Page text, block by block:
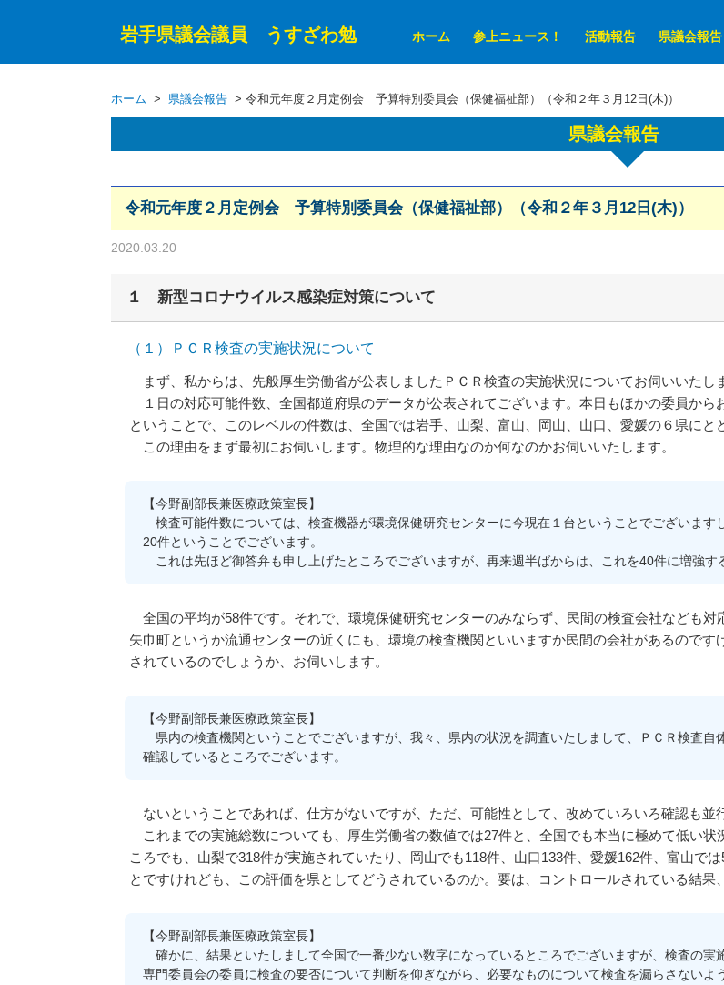
岩手県議会議員 うすざわ勉 ホーム 参上ニュース！ 活動報告 県議会報告
ホーム > 県議会報告 > 令和元年度２月定例会 予算特別委員会（保健福祉部）（令和２年３月12日(木)）
県議会報告
令和元年度２月定例会 予算特別委員会（保健福祉部）（令和２年３月12日(木)）
2020.03.20
１ 新型コロナウイルス感染症対策について
（１）ＰＣＲ検査の実施状況について
まず、私からは、先般厚生労働省が公表しましたＰＣＲ検査の実施状況についてお伺いいたし
１日の対応可能件数、全国都道府県のデータが公表されてございます。本日もほかの委員か
ということで、このレベルの件数は、全国では岩手、山梨、富山、岡山、山口、愛媛の６県にと
この理由をまず最初にお伺いします。物理的な理由なのか何なのかお伺いいたします。
【今野副部長兼医療政策室長】
検査可能件数については、検査機器が環境保健研究センターに今現在１台ということでございま
20件ということでございます。
これは先ほど御答弁も申し上げたところでございますが、再来週半ばからは、これを40件に増強す
全国の平均が58件です。それで、環境保健研究センターのみならず、民間の検査会社なども
矢巾町というか流通センターの近くにも、環境の検査機関といいますか民間の会社があるので
されているのでしょうか、お伺いします。
【今野副部長兼医療政策室長】
県内の検査機関ということでございますが、我々、県内の状況を調査いたしまして、ＰＣＲ検査
確認しているところでございます。
ないということであれば、仕方がないですが、ただ、可能性として、改めていろいろ確認も並
これまでの実施総数についても、厚生労働省の数値では27件と、全国でも本当に極めて低い
ころでも、山梨で318件が実施されていたり、岡山でも118件、山口133件、愛媛162件、富山で
とですけれども、この評価を県としてどうされているのか。要は、コントロールされている結果
【今野副部長兼医療政策室長】
確かに、結果といたしまして全国で一番少ない数字になっているところでございますが、検査の実
専門委員会の委員に検査の要否について判断を仰ぎながら、必要なものについて検査を漏らさない